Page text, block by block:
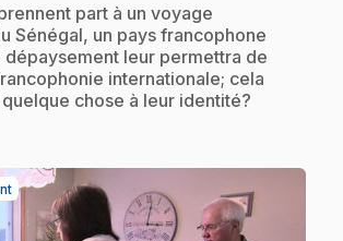
part à un voyage
Sénégal, un pays francophone
leur permettra de
internationale; cela
chose à leur identité?